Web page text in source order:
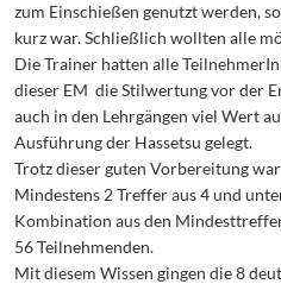
zum Einschießen genutzt werden,
kurz war. Schließlich wollten alle
Die Trainer hatten alle
dieser EM die Stilwertung vor der
auch in den Lehrgängen viel Wert
Ausführung der Hassetsu gelegt.
Trotz dieser guten Vorbereitung
Mindestens 2 Treffer aus 4 und
Kombination aus den
56 Teilnehmenden.
Mit diesem Wissen gingen die 8